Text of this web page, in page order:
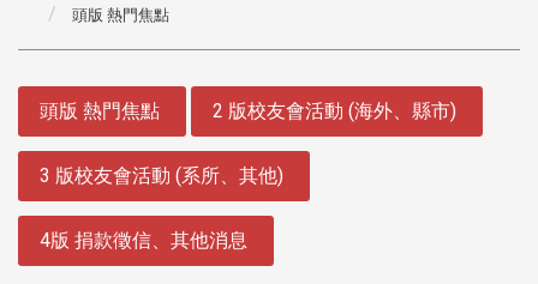
頭版 熱門焦點
頭版 熱門焦點 2 版校友會活動 (海外、縣市)
3 版校友會活動 (系所、其他)
4版 捐款徵信、其他消息